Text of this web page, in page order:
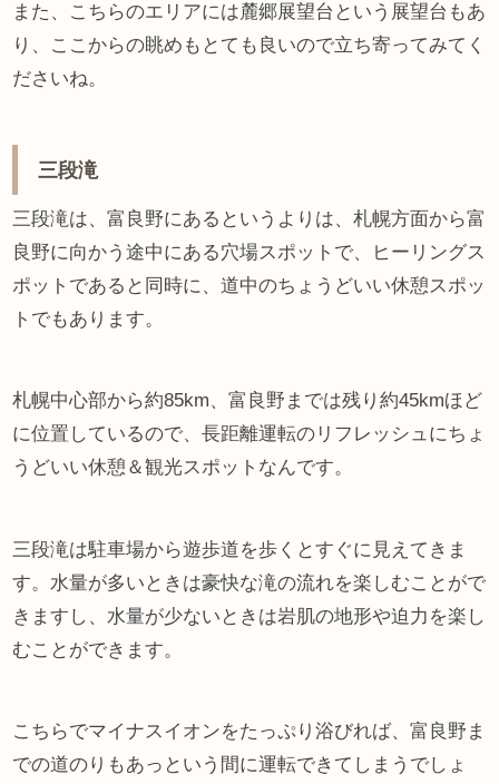
また、こちらのエリアには麓郷展望台という展望台もあ
り、ここからの眺めもとても良いので立ち寄ってみてく
ださいね。
三段滝
三段滝は、富良野にあるというよりは、札幌方面から富
良野に向かう途中にある穴場スポットで、ヒーリングス
ポットであると同時に、道中のちょうどいい休憩スポッ
トでもあります。
札幌中心部から約85km、富良野までは残り約45kmほど
に位置しているので、長距離運転のリフレッシュにちょ
うどいい休憩＆観光スポットなんです。
三段滝は駐車場から遊歩道を歩くとすぐに見えてきま
す。水量が多いときは豪快な滝の流れを楽しむことがで
きますし、水量が少ないときは岩肌の地形や迫力を楽し
むことができます。
こちらでマイナスイオンをたっぷり浴びれば、富良野ま
での道のりもあっという間に運転できてしまうでしょ